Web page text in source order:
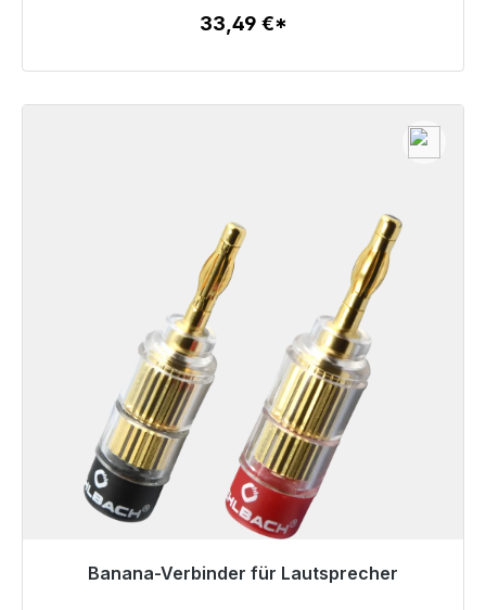
33,49 €*
Banana-Verbinder für Lautsprecher